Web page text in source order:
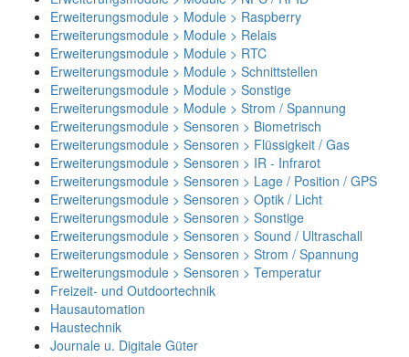
Erweiterungsmodule > Module > Raspberry
Erweiterungsmodule > Module > Relais
Erweiterungsmodule > Module > RTC
Erweiterungsmodule > Module > Schnittstellen
Erweiterungsmodule > Module > Sonstige
Erweiterungsmodule > Module > Strom / Spannung
Erweiterungsmodule > Sensoren > Biometrisch
Erweiterungsmodule > Sensoren > Flüssigkeit / Gas
Erweiterungsmodule > Sensoren > IR - Infrarot
Erweiterungsmodule > Sensoren > Lage / Position / GPS
Erweiterungsmodule > Sensoren > Optik / Licht
Erweiterungsmodule > Sensoren > Sonstige
Erweiterungsmodule > Sensoren > Sound / Ultraschall
Erweiterungsmodule > Sensoren > Strom / Spannung
Erweiterungsmodule > Sensoren > Temperatur
Freizeit- und Outdoortechnik
Hausautomation
Haustechnik
Journale u. Digitale Güter